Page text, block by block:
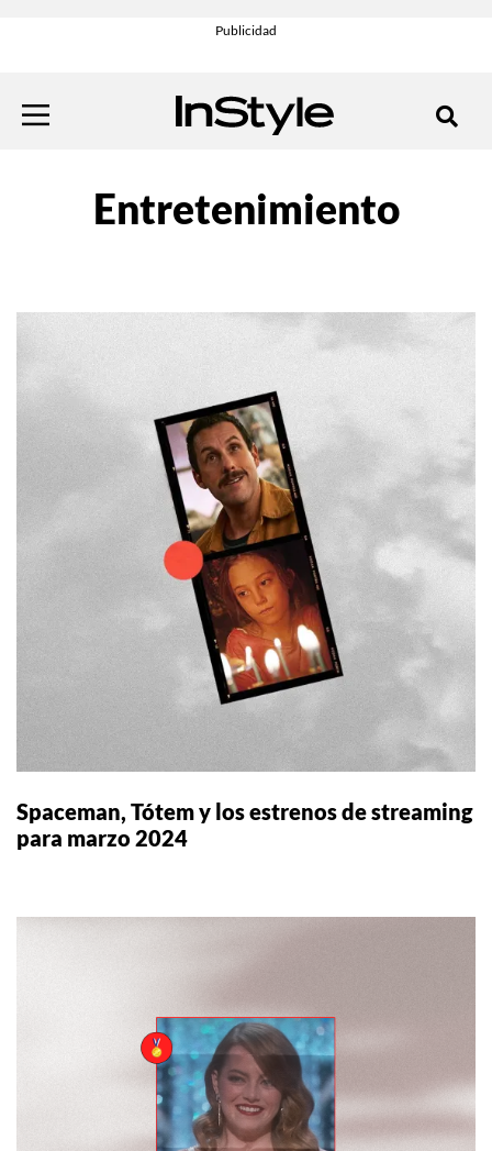
Entretenimiento
Spaceman, Tótem y los estrenos de streaming
para marzo 2024